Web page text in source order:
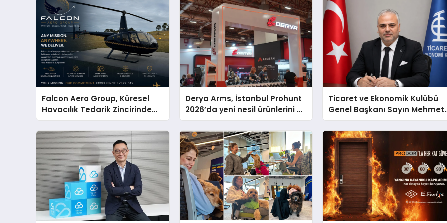
Falcon Aero Group, Küresel
Havacılık Tedarik Zincirinde
Türkiye’den Dünyaya Açılıyor
Derya Arms, İstanbul Prohunt
2026’da yeni nesil ürünlerini ve
global marka vizyonunu
sergiledi
Ticaret ve Ekonomik Kulübü
Genel Başkanı Sayın Mehmet
Ulutaş, ekonomiye dair
açıklamada şunları kaydetti: